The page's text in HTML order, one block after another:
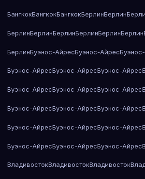
БангкокБангкокБангкокБерлинБерлин
БерлинБерлинБерлинБерлинБерлинБерлин
БерлинБуэнос-АйресБуэнос-Айрес
Буэнос-АйресБуэнос-АйресБуэнос-Айрес
Буэнос-АйресБуэнос-АйресБуэнос-Айрес
Буэнос-АйресБуэнос-АйресБуэнос-Айрес
Буэнос-АйресБуэнос-АйресБуэнос-Айрес
Буэнос-АйресБуэнос-АйресБуэнос-Айрес
ВладивостокВладивостокВладивосток